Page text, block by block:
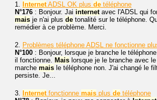
1. InternetADSL OK plus de téléphone
N°176 : Bonjour. Jai internetavec l'ADSL qui
mais je n'ai plus de tonalité sur le téléphone.
remédier à ce problème. Merci.
2. Problèmes téléphone ADSL ne fonctionne
N°100 : Bonjour, lorsque je branche le
il fonctionne. Mais lorsque je le branche avec
marche mais le téléphone non. J'ai changé le
persiste. Je...
3. Internetfonctionne mais plus de téléphone